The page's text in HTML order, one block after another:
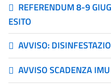
REFERENDUM 8-9
ESITO
AVVISO:
AVVISO SCADENZA